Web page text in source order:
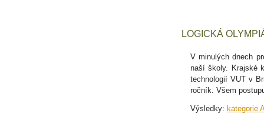
LOGICKÁ
V minulých dnech
naší školy. Krajské
technologií VUT v
ročník. Všem
Výsledky: kategorie A